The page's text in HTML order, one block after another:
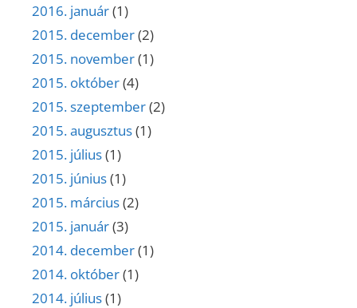
2016. január(1)
2015. december(2)
2015. november(1)
2015. október(4)
2015. szeptember(2)
2015. augusztus(1)
2015. július(1)
2015. június(1)
2015. március(2)
2015. január(3)
2014. december(1)
2014. október(1)
2014. július(1)